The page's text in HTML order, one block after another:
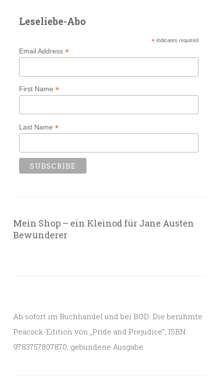
Leseliebe-Abo
*indicates required
Email Address *
First Name *
Last Name *
Mein Shop – ein Kleinod für Jane Austen
Bewunderer
Ab sofort im Buchhandel und bei BOD: Die berühmte
Peacock-Edition von „Pride and Prejudice”, ISBN:
9783757807870, gebundene Ausgabe.